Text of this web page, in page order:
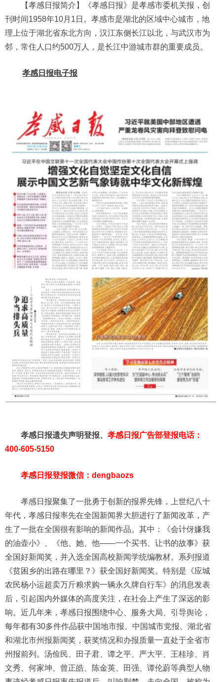
【孝感日报简介】《孝感日报》是孝感市委机关报，创
刊时间1958年10月1日。孝感市是湖北的区域中心城市，地
理上位于湖北省东北方向，汉江东侧长江以北，与武汉市为
邻，常住人口约500万人，是长江中游城市群的重要成员。
孝感日报电子报
孝感日报遗失声明登报、 孝感日报广告部登报电话：
400-605-5150
孝感日报登报微信：dengbaozs
孝感日报聚集了一批勇于创新的报界先锋，上世纪八十
年代，孝感日报率先在全国新闻界大胆进行了新闻改革，产
生了一批在全国很有影响的新闻作品。其中：《会计伢嫌我
的油壶小》、《他、她、他——一个买书、让书的故事》获
全国好新闻奖，并入选全国高校新闻学统编教材。系列报道
《贫困乡的出路在哪里？》获全国好新闻奖。特别是《应城
农民杨小运超卖万斤粮求购一辆永久牌自行车》的消息发表
后，引起国内外媒体的高度关注，在社会上产生了深远的影
响。近几年来，孝感日报围绕中心、服务大局、引导舆论，
每年都有30多件作品获中国地市报、中国城市党报、湖北省
和湖北市州报新闻奖，获奖情况和办报质量一直处于全省市
州报前列。汤俭民、田子君、谭之平、严大平、王桂珍、肖
文秀、何家坤、曾正皓、陈金英、田强、谭伦蔚等典型人物